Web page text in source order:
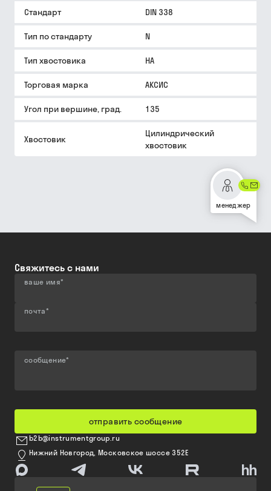
Стандарт DIN 338
Тип по стандарту N
Тип хвостовика HA
Торговая марка АКСИС
Угол при вершине, град. 135
Хвостовик
Цилиндрический
хвостовик
менеджер
Свяжитесь с нами
ваше имя*
почта*
сообщение*
отправить сообщение
b2b@instrumentgroup.ru
Нижний Новгород, Московское шоссе 352Е